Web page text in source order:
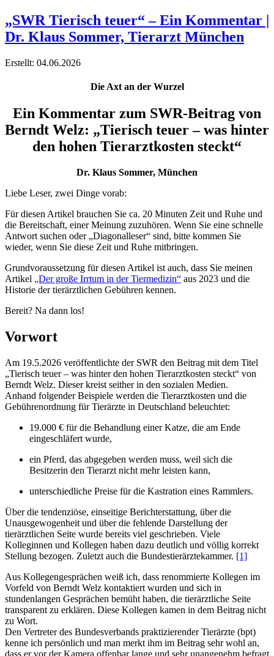
„SWR Tierisch teuer“ – Ein Kommentar |
Dr. Klaus Sommer, Tierarzt München
Erstellt: 04.06.2026
Die Axt an der Wurzel
Ein Kommentar zum SWR-Beitrag von
Berndt Welz: „Tierisch teuer – was hinter
den hohen Tierarztkosten steckt“
Dr. Klaus Sommer, München
Liebe Leser, zwei Dinge vorab:
Für diesen Artikel brauchen Sie ca. 20 Minuten Zeit und Ruhe und
die Bereitschaft, einer Meinung zuzuhören. Wenn Sie eine schnelle
Antwort suchen oder „Diagonalleser“ sind, bitte kommen Sie
wieder, wenn Sie diese Zeit und Ruhe mitbringen.
Grundvoraussetzung für diesen Artikel ist auch, dass Sie meinen
Artikel „Der große Irrtum in der Tiermedizin“ aus 2023 und die
Historie der tierärztlichen Gebühren kennen.
Bereit? Na dann los!
Vorwort
Am 19.5.2026 veröffentlichte der SWR den Beitrag mit dem Titel
„Tierisch teuer – was hinter den hohen Tierarztkosten steckt“ von
Berndt Welz. Dieser kreist seither in den sozialen Medien.
Anhand folgender Beispiele werden die Tierarztkosten und die
Gebührenordnung für Tierärzte in Deutschland beleuchtet:
19.000 € für die Behandlung einer Katze, die am Ende
eingeschläfert wurde,
ein Pferd, das abgegeben werden muss, weil sich die
Besitzerin den Tierarzt nicht mehr leisten kann,
unterschiedliche Preise für die Kastration eines Rammlers.
Über die tendenziöse, einseitige Berichterstattung, über die
Unausgewogenheit und über die fehlende Darstellung der
tierärztlichen Seite wurde bereits viel geschrieben. Viele
Kolleginnen und Kollegen haben dazu deutlich und völlig korrekt
Stellung bezogen. Zuletzt auch die Bundestierärztekammer. [1]
Aus Kollegengesprächen weiß ich, dass renommierte Kollegen im
Vorfeld von Berndt Welz kontaktiert wurden und sich in
stundenlangen Gesprächen bemüht haben, die tierärztliche Seite
transparent zu erklären. Diese Kollegen kamen in dem Beitrag nicht
zu Wort.
Den Vertreter des Bundesverbands praktizierender Tierärzte (bpt)
kenne ich persönlich und man merkt ihm im Beitrag sehr wohl an,
dass er vor der Kamera offenbar lange und sehr unangenehm befragt